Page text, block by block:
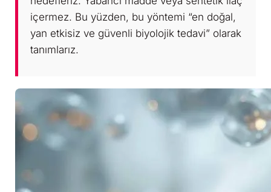
içermez. Bu yüzden, bu yöntemi “en doğal,
yan etkisiz ve güvenli biyolojik tedavi” olarak
tanımlarız.